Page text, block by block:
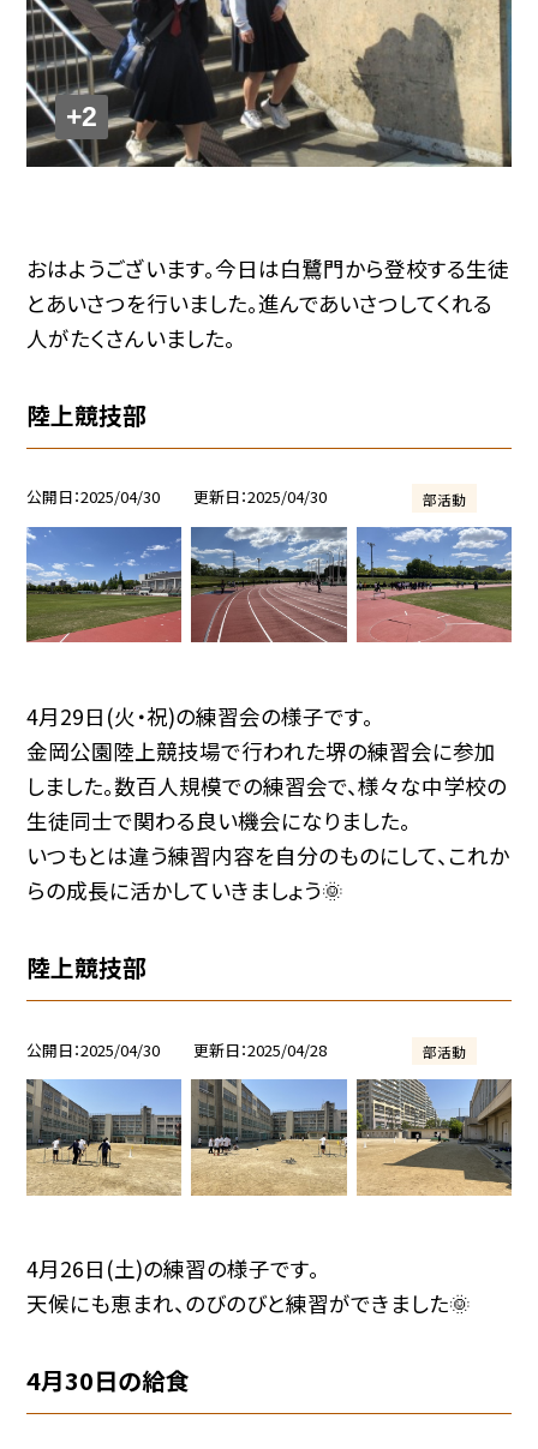
+2
おはようございます。今日は白鷺門から登校する生徒
とあいさつを行いました。進んであいさつしてくれる
人がたくさんいました。
陸上競技部
公開日 2025/04/30 更新日 2025/04/30 部活動
4月29日(火・祝)の練習会の様子です。
金岡公園陸上競技場で行われた堺の練習会に参加
しました。数百人規模での練習会で、様々な中学校の
生徒同士で関わる良い機会になりました。
いつもとは違う練習内容を自分のものにして、これか
らの成長に活かしていきましょう🌞
陸上競技部
公開日 2025/04/30 更新日 2025/04/28 部活動
4月26日(土)の練習の様子です。
天候にも恵まれ、のびのびと練習ができました🌞
4月30日の給食